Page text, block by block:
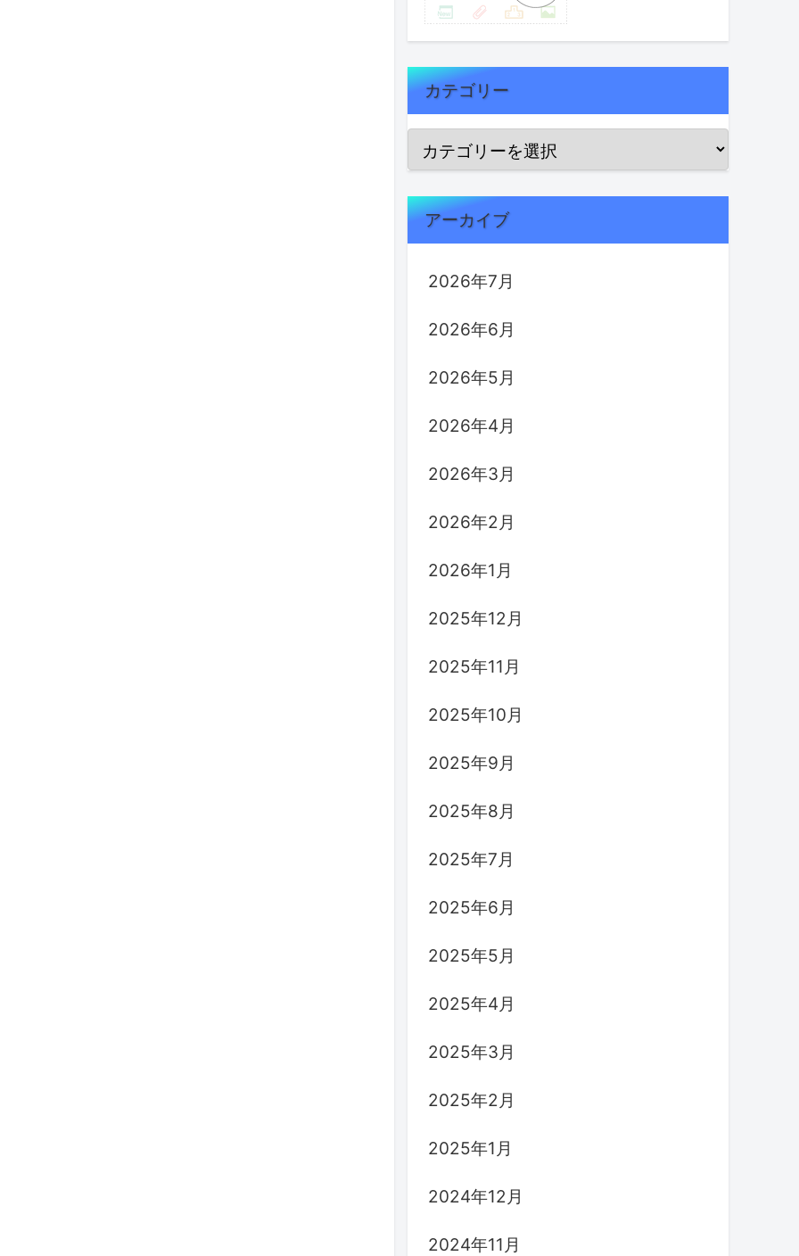
カテゴリー
アーカイブ
2026年7月
2026年6月
2026年5月
2026年4月
2026年3月
2026年2月
2026年1月
2025年12月
2025年11月
2025年10月
2025年9月
2025年8月
2025年7月
2025年6月
2025年5月
2025年4月
2025年3月
2025年2月
2025年1月
2024年12月
2024年11月